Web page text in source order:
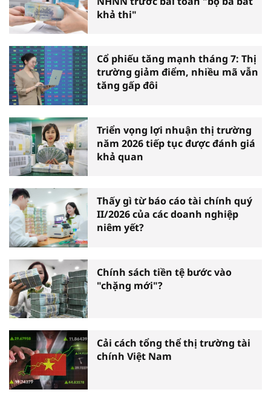
khả thi"
Cổ phiếu tăng mạnh tháng 7: Thị
trường giảm điểm, nhiều mã vẫn
tăng gấp đôi
Triển vọng lợi nhuận thị trường
năm 2026 tiếp tục được đánh giá
khả quan
Thấy gì từ báo cáo tài chính quý
II/2026 của các doanh nghiệp
niêm yết?
Chính sách tiền tệ bước vào
"chặng mới"?
Cải cách tổng thể thị trường tài
chính Việt Nam